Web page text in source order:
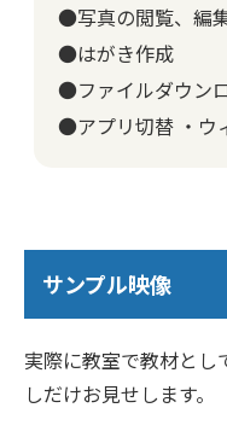
●写真の閲覧、編
●はがき作成
●ファイルダウン
●アプリ切替 ・ウ
サンプル映像
実際に教室で教材とし
しだけお見せします。